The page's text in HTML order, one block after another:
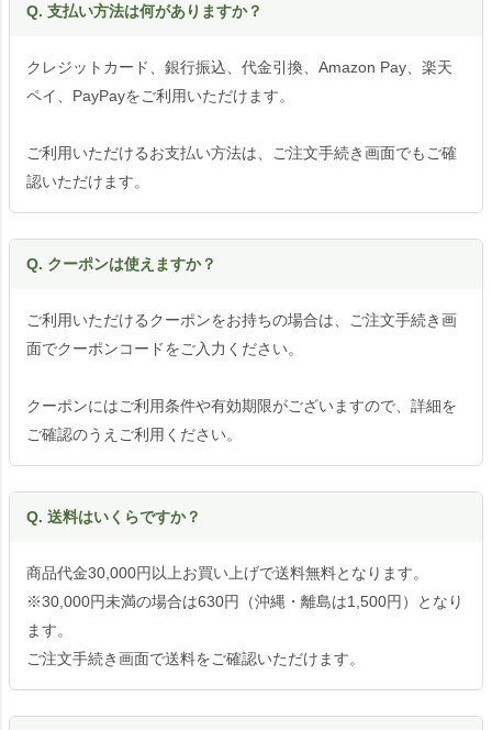
Q. 支払い方法は何がありますか？
クレジットカード、銀行振込、代金引換、Amazon Pay、楽天
ペイ、PayPayをご利用いただけます。
ご利用いただけるお支払い方法は、ご注文手続き画面でもご確
認いただけます。
Q. クーポンは使えますか？
ご利用いただけるクーポンをお持ちの場合は、ご注文手続き画
面でクーポンコードをご入力ください。
クーポンにはご利用条件や有効期限がございますので、詳細を
ご確認のうえご利用ください。
Q. 送料はいくらですか？
商品代金30,000円以上お買い上げで送料無料となります。
※30,000円未満の場合は630円（沖縄・離島は1,500円）となり
ます。
ご注文手続き画面で送料をご確認いただけます。